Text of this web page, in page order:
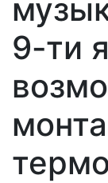
9-ти